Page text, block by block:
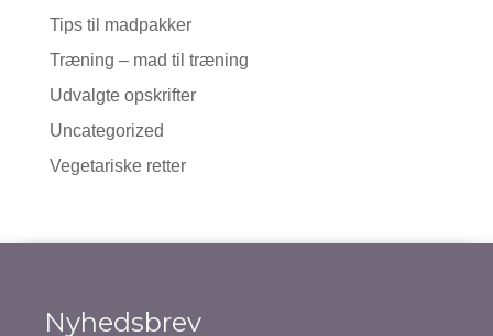
Tips til madpakker
Træning – mad til træning
Udvalgte opskrifter
Uncategorized
Vegetariske retter
Nyhedsbrev